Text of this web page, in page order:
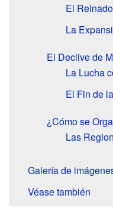
El
La
El Declive de
La Lucha
El Fin de
¿Cómo se
Las
Galería de
Véase también